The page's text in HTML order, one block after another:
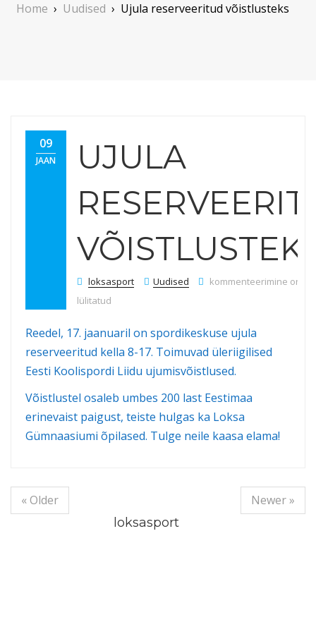
Home › Uudised › Ujula reserveeritud võistlusteks
09
JAAN
UJULA
loksasport Uudised Ujula reserveeritud
kommenteerimine on
lülitatud
Reedel, 17. jaanuaril on spordikeskuse ujula
reserveeritud kella 8-17. Toimuvad üleriigilised
Eesti Koolispordi Liidu ujumisvõistlused.
Võistlustel osaleb umbes 200 last Eestimaa
erinevaist paigust, teiste hulgas ka Loksa
Gümnaasiumi õpilased. Tulge neile kaasa elama!
« Older
Newer »
loksasport